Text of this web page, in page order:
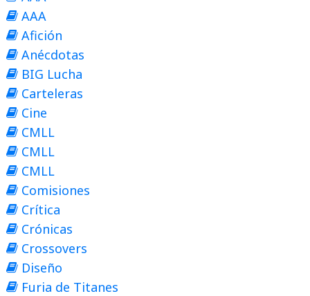
AAA
Afición
Anécdotas
BIG Lucha
Carteleras
Cine
CMLL
CMLL
CMLL
Comisiones
Crítica
Crónicas
Crossovers
Diseño
Furia de Titanes